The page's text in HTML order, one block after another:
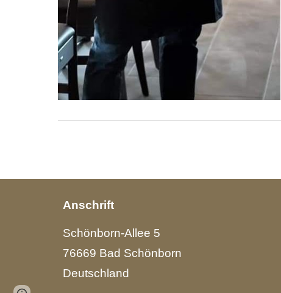
Anschrift
Schönborn-Allee 5
76669 Bad Schönborn
Deutschland